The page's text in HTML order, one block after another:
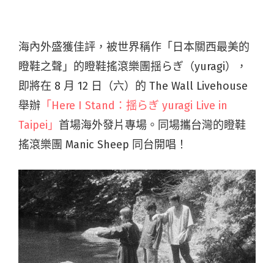
海內外盛獲佳評，被世界稱作「日本關西最美的
瞪鞋之聲」的瞪鞋搖滾樂團揺らぎ（yuragi），
即將在 8 月 12 日（六）的 The Wall Livehouse
舉辦 「Here I Stand：揺らぎ yuragi Live in
Taipei」 首場海外發片專場。同場攜台灣的瞪鞋
搖滾樂團 Manic Sheep 同台開唱！